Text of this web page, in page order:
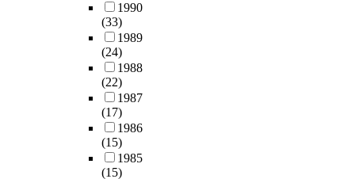
1990
(33)
1989
(24)
1988
(22)
1987
(17)
1986
(15)
1985
(15)